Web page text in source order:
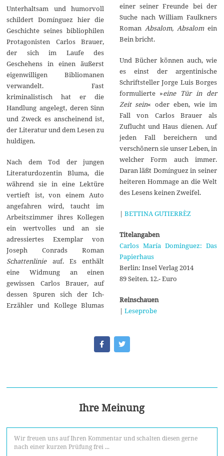
Unterhaltsam und humorvoll
schildert Domínguez hier die
Geschichte seines bibliophilen
Protagonisten Carlos Brauer,
der sich im Laufe des
Geschehens in einen äußerst
eigenwilligen Bibliomanen
verwandelt. Fast
kriminalistisch hat er die
Handlung angelegt, deren Sinn
und Zweck es anscheinend ist,
der Literatur und dem Lesen zu
huldigen.
Nach dem Tod der jungen
Literaturdozentin Bluma, die
während sie in eine Lektüre
vertieft ist, von einem Auto
angefahren wird, taucht im
Arbeitszimmer ihres Kollegen
ein wertvolles und an sie
adressiertes Exemplar von
Joseph Conrads Roman
Schattenlinieauf. Es enthält
eine Widmung an einen
gewissen Carlos Brauer, auf
dessen Spuren sich der Ich-
Erzähler und Kollege Blumas
einer seiner Freunde bei der
Suche nach William Faulkners
Roman Absalom, Absalomein
Bein bricht.
Und Bücher können auch, wie
es einst der argentinische
Schriftsteller Jorge Luis Borges
formulierte »eine Tür in der
Zeit sein« oder eben, wie im
Fall von Carlos Brauer als
Zuflucht und Haus dienen. Auf
jeden Fall bereichern und
verschönern sie unser Leben, in
welcher Form auch immer.
Daran läßt Domínguez in seiner
heiteren Hommage an die Welt
des Lesens keinen Zweifel.
| BETTINA GUTIERRÈZ
Titelangaben
Carlos María Dominguez: Das
Papierhaus
Berlin: Insel Verlag 2014
89 Seiten. 12.- Euro
Reinschauen
| Leseprobe
Ihre Meinung